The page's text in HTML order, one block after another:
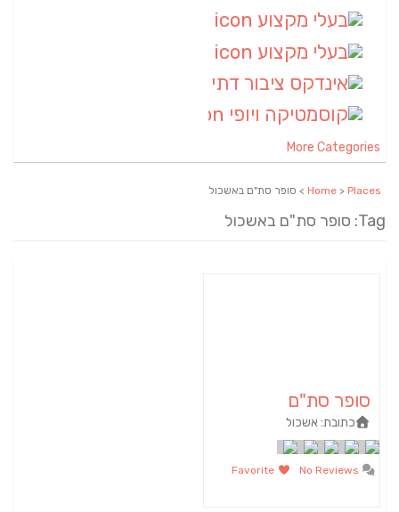
More Categories
Home>Places > סופר סת"ם באשכול
Tag: סופר סת"ם באשכול
סופר סת"ם
כתובת:אשכול
No Reviews
Favorite